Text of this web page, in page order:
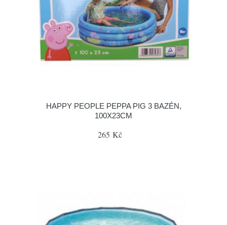
HAPPY PEOPLE PEPPA PIG 3 BAZÉN,
100X23CM
265 Kč